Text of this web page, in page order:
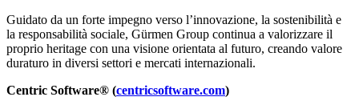
Guidato da un forte impegno verso l’innovazione, la sostenibilità e
la responsabilità sociale, Gürmen Group continua a valorizzare il
proprio heritage con una visione orientata al futuro, creando valore
duraturo in diversi settori e mercati internazionali.
Centric Software® (centricsoftware.com)